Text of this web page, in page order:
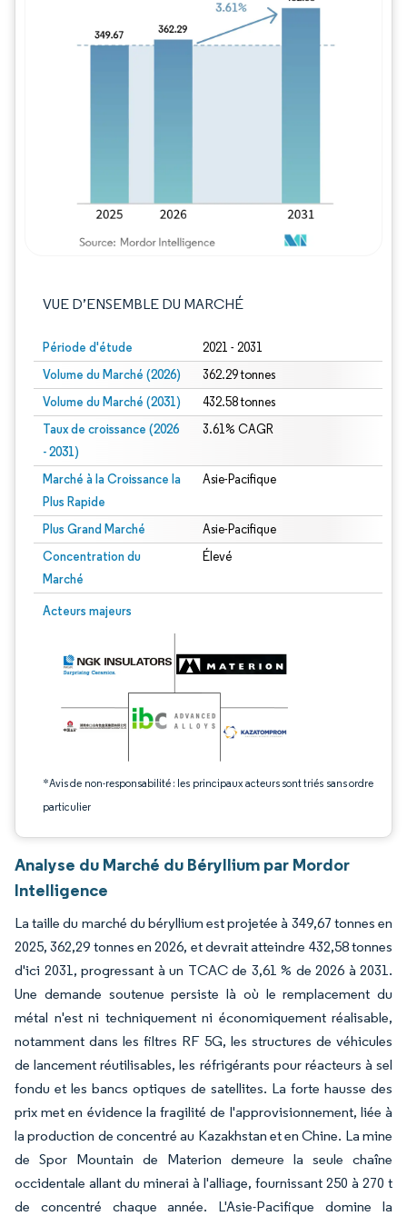
VUE D’ENSEMBLE DU MARCHÉ
Période d'étude 2021 - 2031
Volume du Marché (2026) 362.29 tonnes
Volume du Marché (2031) 432.58 tonnes
Taux de croissance (2026
- 2031)
3.61% CAGR
Marché à la Croissance la
Plus Rapide
Asie-Pacifique
Plus Grand Marché Asie-Pacifique
Concentration du
Marché
Élevé
Acteurs majeurs
*Avis de non-responsabilité : les principaux acteurs sont triés sans ordre
particulier
Image © Mordor Intelligence. La réutilisation nécessite une attribution sous CC
Analyse du Marché du Béryllium par Mordor
Intelligence
La taille du marché du béryllium est projetée à 349,67 tonnes en
2025, 362,29 tonnes en 2026, et devrait atteindre 432,58 tonnes
d'ici 2031, progressant à un TCAC de 3,61 % de 2026 à 2031.
Une demande soutenue persiste là où le remplacement du
métal n'est ni techniquement ni économiquement réalisable,
notamment dans les filtres RF 5G, les structures de véhicules
de lancement réutilisables, les réfrigérants pour réacteurs à sel
fondu et les bancs optiques de satellites. La forte hausse des
prix met en évidence la fragilité de l'approvisionnement, liée à
la production de concentré au Kazakhstan et en Chine. La mine
de Spor Mountain de Materion demeure la seule chaîne
occidentale allant du minerai à l'alliage, fournissant 250 à 270 t
de concentré chaque année. L'Asie-Pacifique domine la